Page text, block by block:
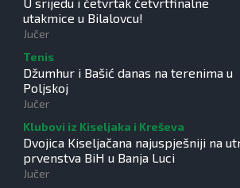
utakmice u Bilalovcu!
Jučer
Tenis
Džumhur i Bašić danas na terenima u
Poljskoj
Jučer
Klubovi iz Kiseljaka i Kreševa
Dvojica Kiseljačana najuspješniji na
prvenstva BiH u Banja Luci
Jučer